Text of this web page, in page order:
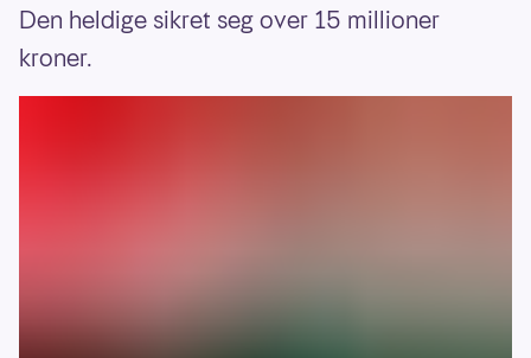
Den heldige sikret seg over 15 millioner
kroner.